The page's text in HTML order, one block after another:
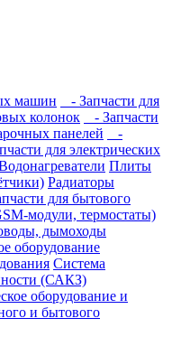
машин
- Запчасти для
колонок
- Запчасти
панелей
-
для электрических
Плиты
Радиаторы
для бытового
модули, термостаты)
дымоходы
оборудование
Система
(САКЗ)
оборудование и
и бытового